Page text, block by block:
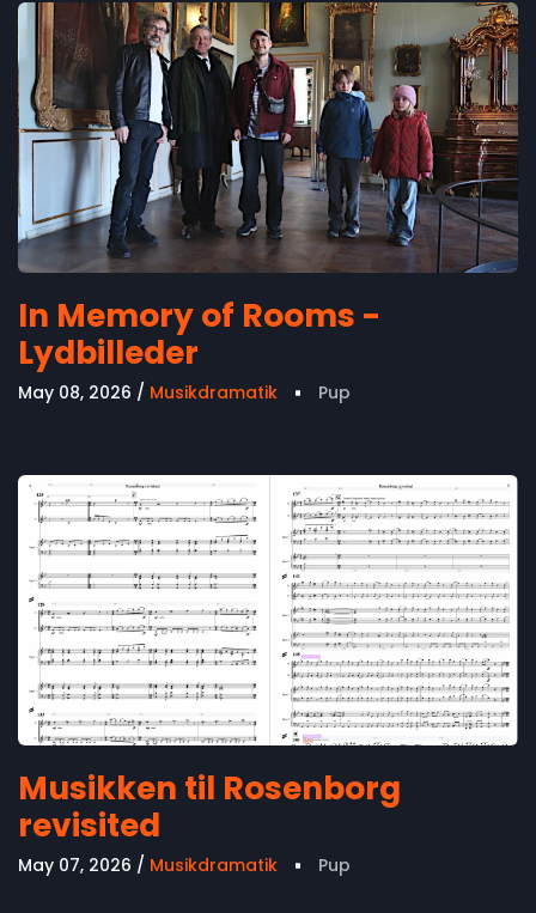
In Memory of Rooms -
Lydbilleder
May 08, 2026 Musikdramatik Pup
Musikken til Rosenborg
revisited
May 07, 2026 Musikdramatik Pup